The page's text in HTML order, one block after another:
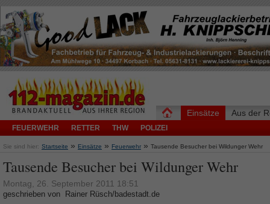
Einsätze
FEUERWEHR RETTER THW POLIZEI
Aus der
Sie sind hier: Startseite » Einsätze » Feuerwehr » Tausende Besucher bei Wildunger Wehr
Tausende Besucher bei Wildunger Wehr
Montag, 26. September 2011 18:51
geschrieben von Rainer Rüsch/badestadt.de